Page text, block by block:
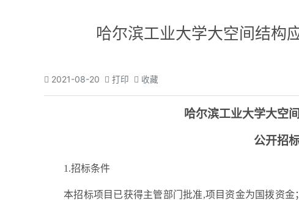
哈尔滨工业大学大空间结构
2021-08-20 打印 收藏
哈尔滨工业大学大空
公开招
1.招标条件
本招标项目 已获得主管部门批准,项目资金为国拨资